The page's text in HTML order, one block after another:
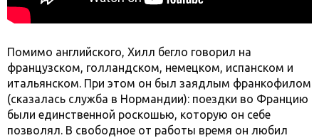
Помимо английского, Хилл бегло говорил на
французском, голландском, немецком, испанском и
итальянском. При этом он был заядлым франкофилом
(сказалась служба в Нормандии): поездки во Францию
были единственной роскошью, которую он себе
позволял. В свободное от работы время он любил